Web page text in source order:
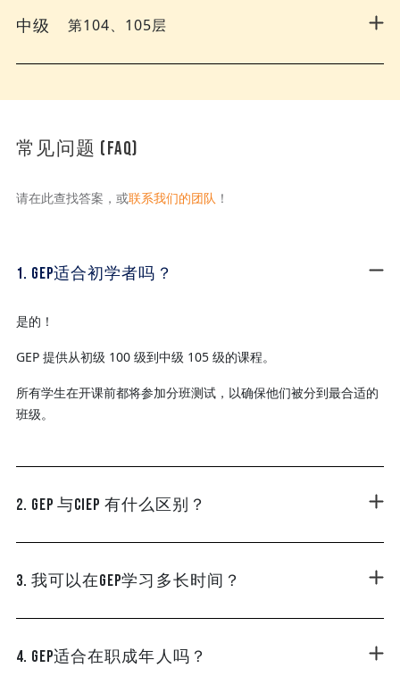
中级 第104、105层
标题
常见问题 (FAQ)
正文
请在此查找答案，或联系我们的团队 ！
1. GEP适合初学者吗？
是的！
GEP 提供从初级 100 级到中级 105 级的课程。
所有学生在开课前都将参加分班测试，以确保他们被分到最合适的
班级。
2. GEP 与CIEP 有什么区别？
3. 我可以在GEP学习多长时间？
4. GEP适合在职成年人吗？